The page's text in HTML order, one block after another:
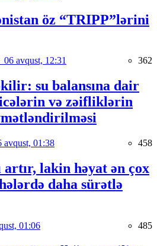
öz “TRIPP”lərini
06 avqust, 12:31 362
su balansına dair
və zəifliklərin
avqust, 01:38 458
lakin həyat ən çox
daha sürətlə
01:06 485